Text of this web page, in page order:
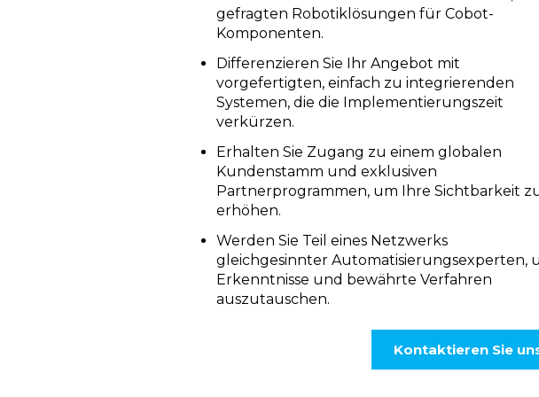
gefragten Robotiklösungen für Cobot-
Komponenten.
Differenzieren Sie Ihr Angebot mit
vorgefertigten, einfach zu integrierenden
Systemen, die die Implementierungszeit
verkürzen.
Erhalten Sie Zugang zu einem globalen
Kundenstamm und exklusiven
Partnerprogrammen, um Ihre Sichtbarkeit
erhöhen.
Werden Sie Teil eines Netzwerks
gleichgesinnter Automatisierungsexperten,
Erkenntnisse und bewährte Verfahren
auszutauschen.
Kontaktieren Sie